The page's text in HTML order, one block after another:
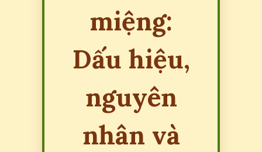
miệng:
Dấu hiệu,
nguyên
nhân và